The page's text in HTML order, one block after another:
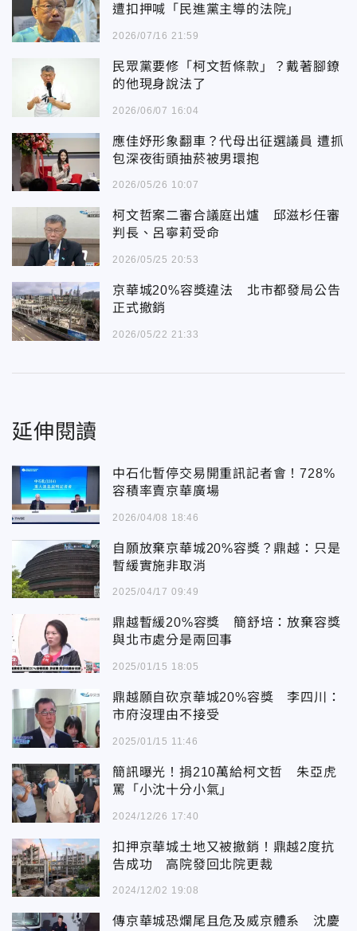
遭扣押喊「民進黨主導的法院」
2026/07/16 21:59
民眾黨要修「柯文哲條款」？戴著腳鐐
的他現身說法了
2026/06/07 16:04
應佳妤形象翻車？代母出征選議員 遭抓
包深夜街頭抽菸被男環抱
2026/05/26 10:07
柯文哲案二審合議庭出爐 邱滋杉任審
判長、呂寧莉受命
2026/05/25 20:53
京華城20%容獎違法 北市都發局公告
正式撤銷
2026/05/22 21:33
延伸閱讀
中石化暫停交易開重訊記者會！728%
容積率賣京華廣場
2026/04/08 18:46
自願放棄京華城20%容獎？鼎越：只是
暫緩實施非取消
2025/04/17 09:49
鼎越暫緩20%容獎 簡舒培：放棄容獎
與北市處分是兩回事
2025/01/15 18:05
鼎越願自砍京華城20%容獎 李四川：
市府沒理由不接受
2025/01/15 11:46
簡訊曝光！捐210萬給柯文哲 朱亞虎
罵「小沈十分小氣」
2024/12/26 17:40
扣押京華城土地又被撤銷！鼎越2度抗
告成功 高院發回北院更裁
2024/12/02 19:08
傳京華城恐爛尾且危及威京體系 沈慶